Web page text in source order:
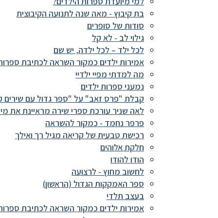
בת קיבוץ - מאה שנה לתנועה הקיבוצית
סודות של סופרים
גילוי לב - לא קל
לכל ילד – לכל ילדה, יש שם
אמירות ילדים כמקור השראה לכתיבת
מה למדתי מפיי ילדיי
נמעני ספרות ילדים
קבלת "פרס זאב" על "ספר גדול עם שירים
לאה שניר עורכת ספרי שירה מראיינת את
פרפר נחמד - כמקור להשראה
רכישת טבעית של קריאה מגיל רך ואילך
חלקת אלוהים
הודו להודו
לחשוב מחוץ - לרצועה
ספר האמקקות הגדול (הראשון)
בעצב תלדי
אמירות ילדים כמקור השראה לכתיבת